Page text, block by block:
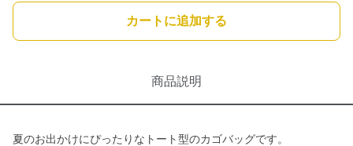
カートに追加する
商品説明
夏のお出かけにぴったりなトート型のカゴバッグです。